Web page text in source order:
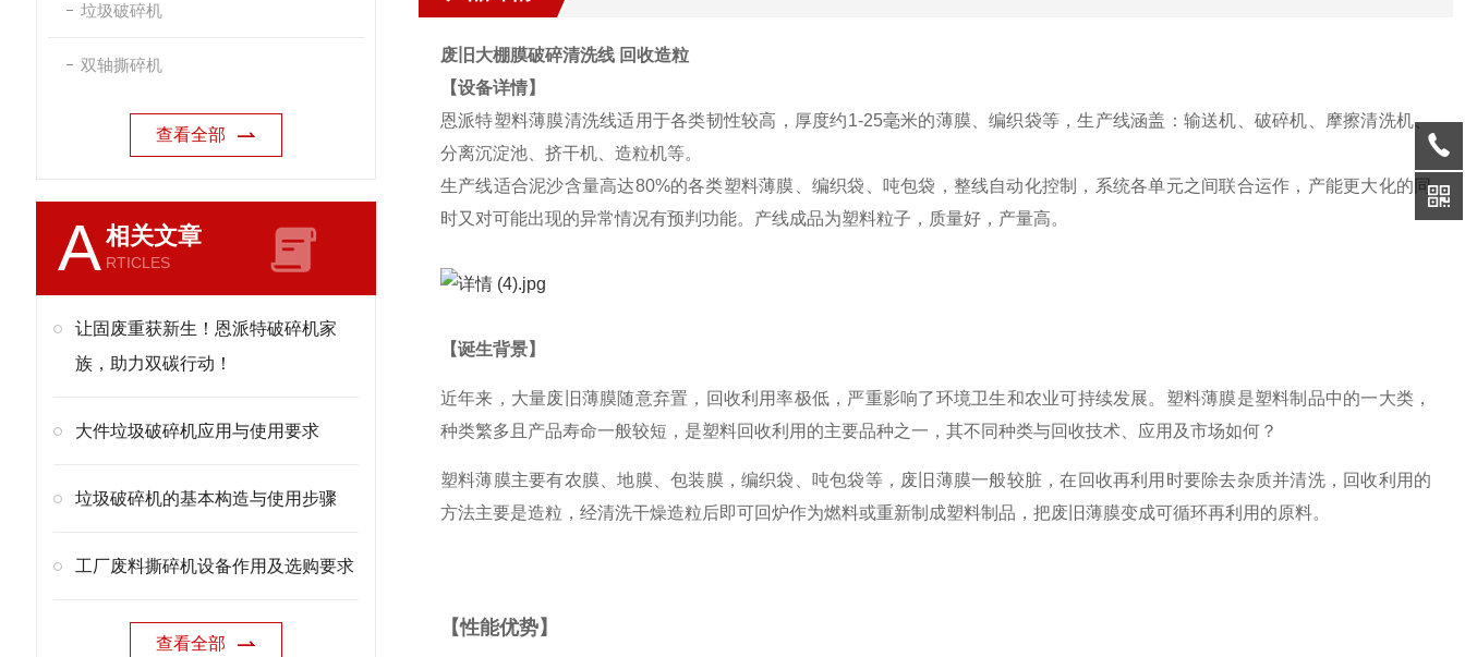
垃圾破碎机
双轴撕碎机
查看全部
A相关文章
RTICLES
让固废重获新生！恩派特破碎机家
族，助力双碳行动！
大件垃圾破碎机应用与使用要求
垃圾破碎机的基本构造与使用步骤
工厂废料撕碎机设备作用及选购要求
查看全部
废旧大棚膜破碎清洗线 回收造粒
【设备详情】
恩派特塑料薄膜清洗线适用于各类韧性较高，厚度约1-25毫米的薄膜、编织袋等，生产线涵盖：输送机、破碎机、摩擦清洗机、
分离沉淀池、挤干机、造粒机等。
生产线适合泥沙含量高达80%的各类塑料薄膜、编织袋、吨包袋，整线自动化控制，系统各单元之间联合运作，产能更大化的同
时又对可能出现的异常情况有预判功能。产线成品为塑料粒子，质量好，产量高。
【诞生背景】
近年来，大量废旧薄膜随意弃置，回收利用率极低，严重影响了环境卫生和农业可持续发展。塑料薄膜是塑料制品中的一大类，
种类繁多且产品寿命一般较短，是塑料回收利用的主要品种之一，其不同种类与回收技术、应用及市场如何？
塑料薄膜主要有农膜、地膜、包装膜，编织袋、吨包袋等，废旧薄膜一般较脏，在回收再利用时要除去杂质并清洗，回收利用的
方法主要是造粒，经清洗干燥造粒后即可回炉作为燃料或重新制成塑料制品，把废旧薄膜变成可循环再利用的原料。
【性能优势】